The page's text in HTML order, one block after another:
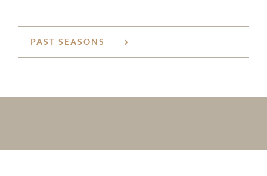
PAST SEASONS